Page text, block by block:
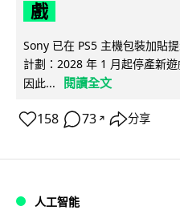
戲
Sony 已在 PS5 主機包裝加貼
計劃：2028 年 1 月起停產新
因此...
閱讀全文
158 73 ↗ 分享
人工智能